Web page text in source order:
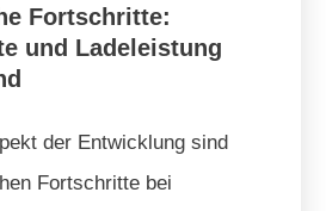
Fortschritte:
und Ladeleistung
der Entwicklung sind
Fortschritte bei